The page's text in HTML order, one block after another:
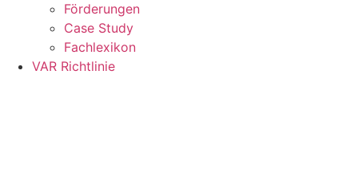
Förderungen
Case Study
Fachlexikon
VAR Richtlinie